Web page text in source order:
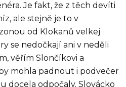
Je fakt, že z těch devíti
ale stejně je to v
od Klokanů velkej
se nedočkají ani v neděli
věřím Slončíkovi a
mohla padnout i podvečer
docela odpočaly. Slovácko